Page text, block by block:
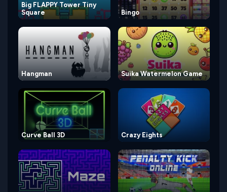
Big FLAPPY Tower Tiny
Square
Bingo
Hangman Suika Watermelon Game
Curve Ball 3D Crazy Eights